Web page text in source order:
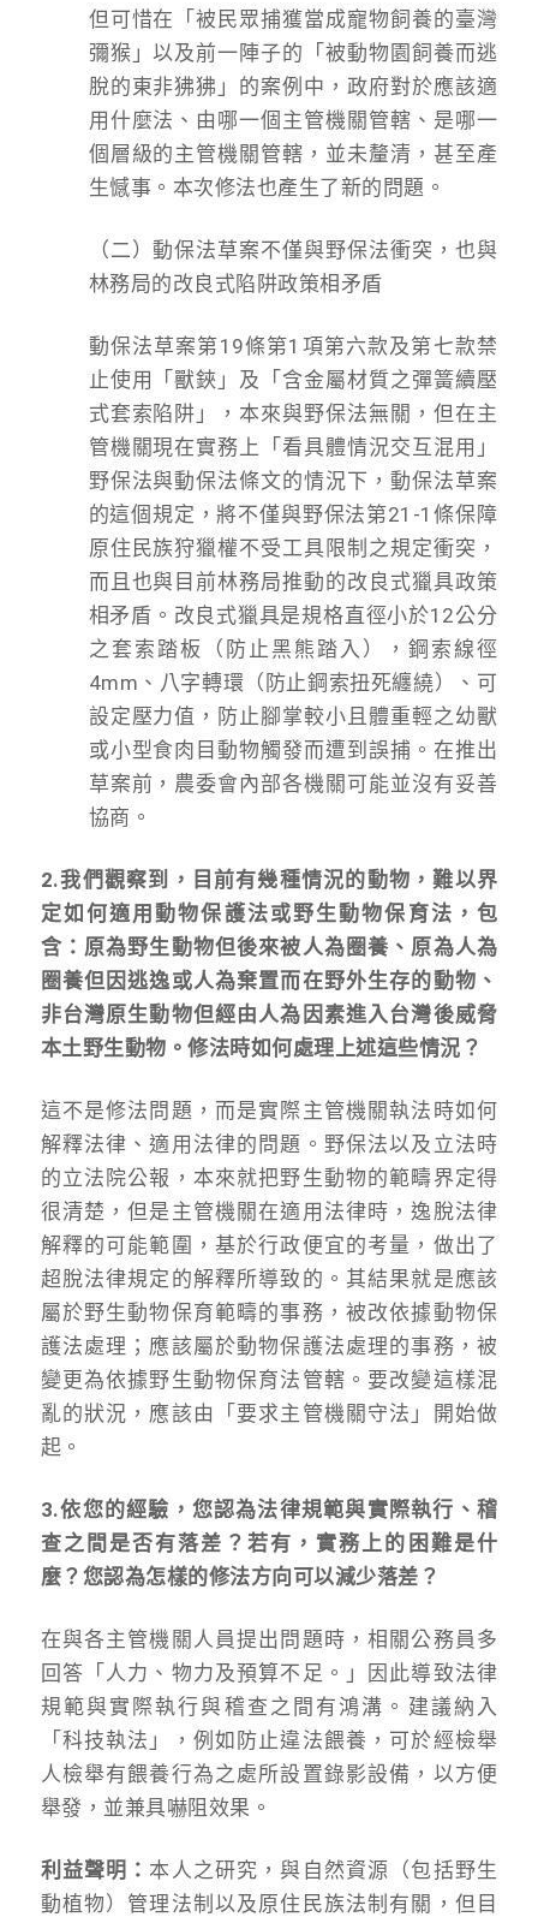
但可惜在「被民眾捕獲當成寵物飼養的臺灣
彌猴」以及前一陣子的「被動物園飼養而逃
脫的東非狒狒」的案例中，政府對於應該適
用什麼法、由哪一個主管機關管轄、是哪一
個層級的主管機關管轄，並未釐清，甚至產
生憾事。本次修法也產生了新的問題。
（二）動保法草案不僅與野保法衝突，也與
林務局的改良式陷阱政策相矛盾
動保法草案第19條第1項第六款及第七款禁
止使用「獸鋏」及「含金屬材質之彈簧續壓
式套索陷阱」，本來與野保法無關，但在主
管機關現在實務上「看具體情況交互混用」
野保法與動保法條文的情況下，動保法草案
的這個規定，將不僅與野保法第21-1條保障
原住民族狩獵權不受工具限制之規定衝突，
而且也與目前林務局推動的改良式獵具政策
相矛盾。改良式獵具是規格直徑小於12公分
之套索踏板（防止黑熊踏入），鋼索線徑
4mm、八字轉環（防止鋼索扭死纏繞）、可
設定壓力值，防止腳掌較小且體重輕之幼獸
或小型食肉目動物觸發而遭到誤捕。在推出
草案前，農委會內部各機關可能並沒有妥善
協商。
2.我們觀察到，目前有幾種情況的動物，難以界
定如何適用動物保護法或野生動物保育法，包
含：原為野生動物但後來被人為圈養、原為人為
圈養但因逃逸或人為棄置而在野外生存的動物、
非台灣原生動物但經由人為因素進入台灣後威脅
本土野生動物。修法時如何處理上述這些情況？
這不是修法問題，而是實際主管機關執法時如何
解釋法律、適用法律的問題。野保法以及立法時
的立法院公報，本來就把野生動物的範疇界定得
很清楚，但是主管機關在適用法律時，逸脫法律
解釋的可能範圍，基於行政便宜的考量，做出了
超脫法律規定的解釋所導致的。其結果就是應該
屬於野生動物保育範疇的事務，被改依據動物保
護法處理；應該屬於動物保護法處理的事務，被
變更為依據野生動物保育法管轄。要改變這樣混
亂的狀況，應該由「要求主管機關守法」開始做
起。
3.依您的經驗，您認為法律規範與實際執行、稽
查之間是否有落差？若有，實務上的困難是什
麼？您認為怎樣的修法方向可以減少落差？
在與各主管機關人員提出問題時，相關公務員多
回答「人力、物力及預算不足。」因此導致法律
規範與實際執行與稽查之間有鴻溝。建議納入
「科技執法」，例如防止違法餵養，可於經檢舉
人檢舉有餵養行為之處所設置錄影設備，以方便
舉發，並兼具嚇阻效果。
利益聲明： 本人之研究，與自然資源（包括野生
動植物）管理法制以及原住民族法制有關，但目